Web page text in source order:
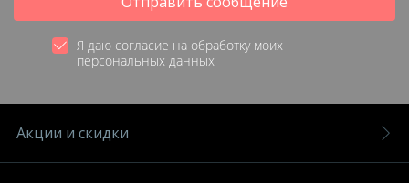
Я даю согласие на обработку моих
персональных данных
Акции и скидки